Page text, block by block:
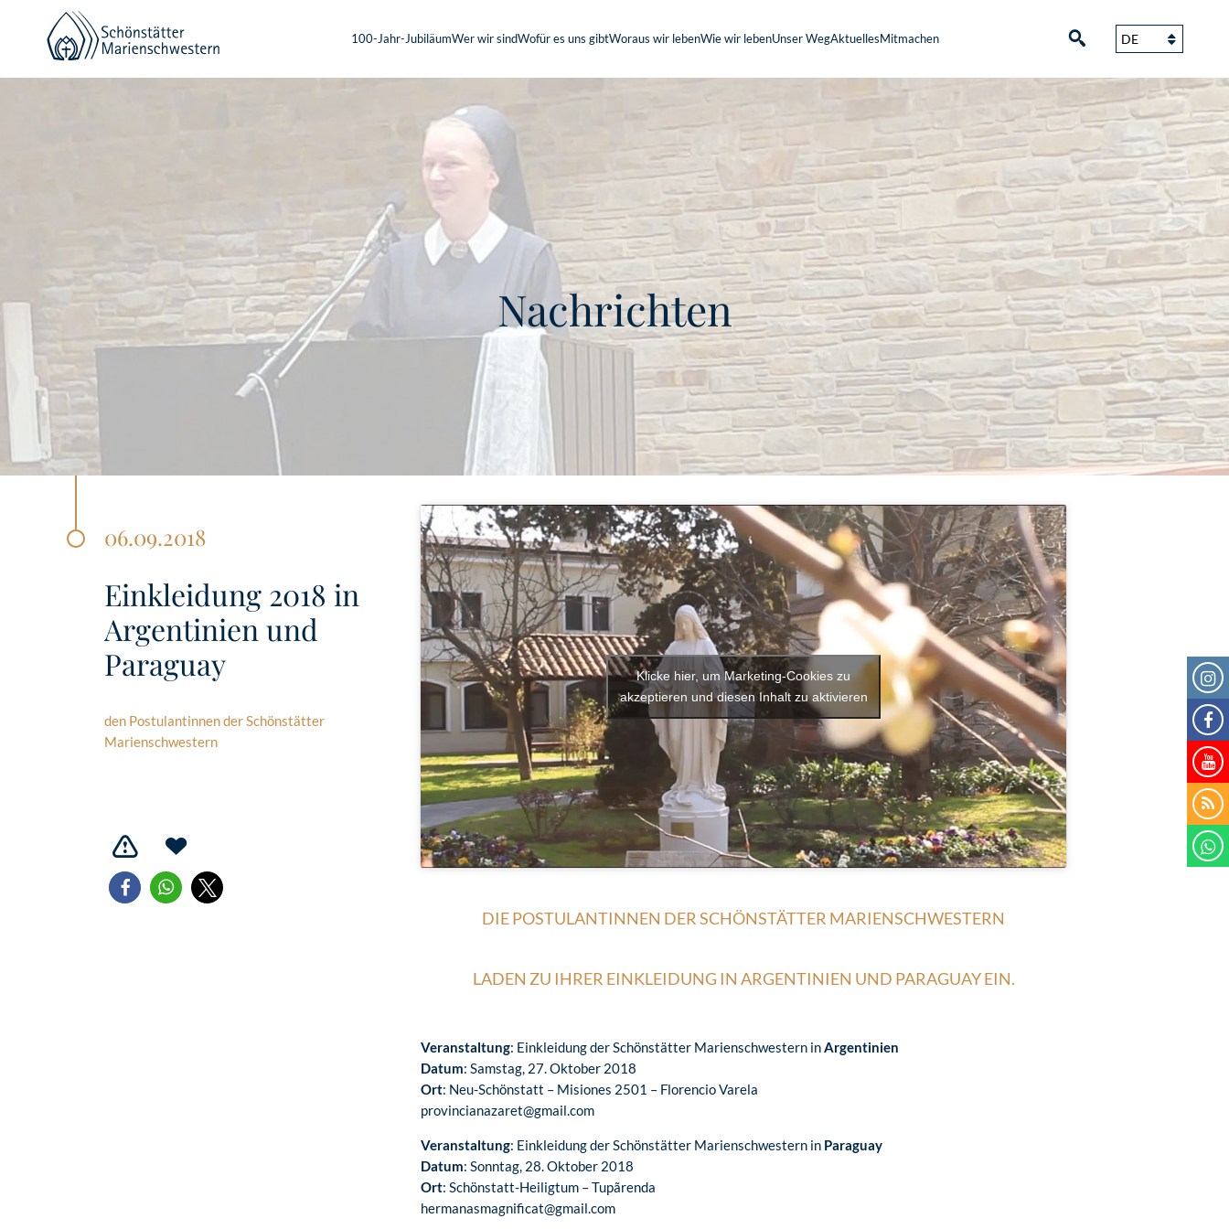
100-Jahr-JubiläumWer wir sindWofür es uns gibtWoraus wir lebenWie wir lebenUnser WegAktuellesMitmachen
Nachrichten
06.09.2018
Einkleidung 2018 in
Argentinien und
Paraguay
den Postulantinnen der Schönstätter
Marienschwestern
Klicke hier, um Marketing-Cookies zu
akzeptieren und diesen Inhalt zu aktivieren
DIE POSTULANTINNEN DER SCHÖNSTÄTTER MARIENSCHWESTERN
LADEN ZU IHRER EINKLEIDUNG IN ARGENTINIEN UND PARAGUAY EIN.
Veranstaltung: Einkleidung der Schönstätter Marienschwestern inArgentinien
Datum: Samstag, 27. Oktober 2018
Ort: Neu-Schönstatt – Misiones 2501 – Florencio Varela
provincianazaret@gmail.com
Veranstaltung: Einkleidung der Schönstätter Marienschwestern in Paraguay
Datum: Sonntag, 28. Oktober 2018
Ort: Schönstatt-Heiligtum – Tupãrenda
hermanasmagnificat@gmail.com